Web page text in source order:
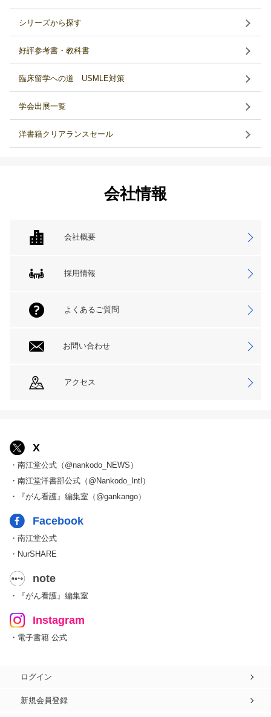
シリーズから探す
好評参考書・教科書
臨床留学への道 USMLE対策
学会出展一覧
洋書籍クリアランスセール
会社情報
会社概要
採用情報
よくあるご質問
お問い合わせ
アクセス
X
・南江堂公式（@nankodo_NEWS）
・南江堂洋書部公式（@Nankodo_Intl）
・『がん看護』編集室（@gankango）
Facebook
・南江堂公式
・NurSHARE
note
・『がん看護』編集室
Instagram
・電子書籍 公式
ログイン
新規会員登録